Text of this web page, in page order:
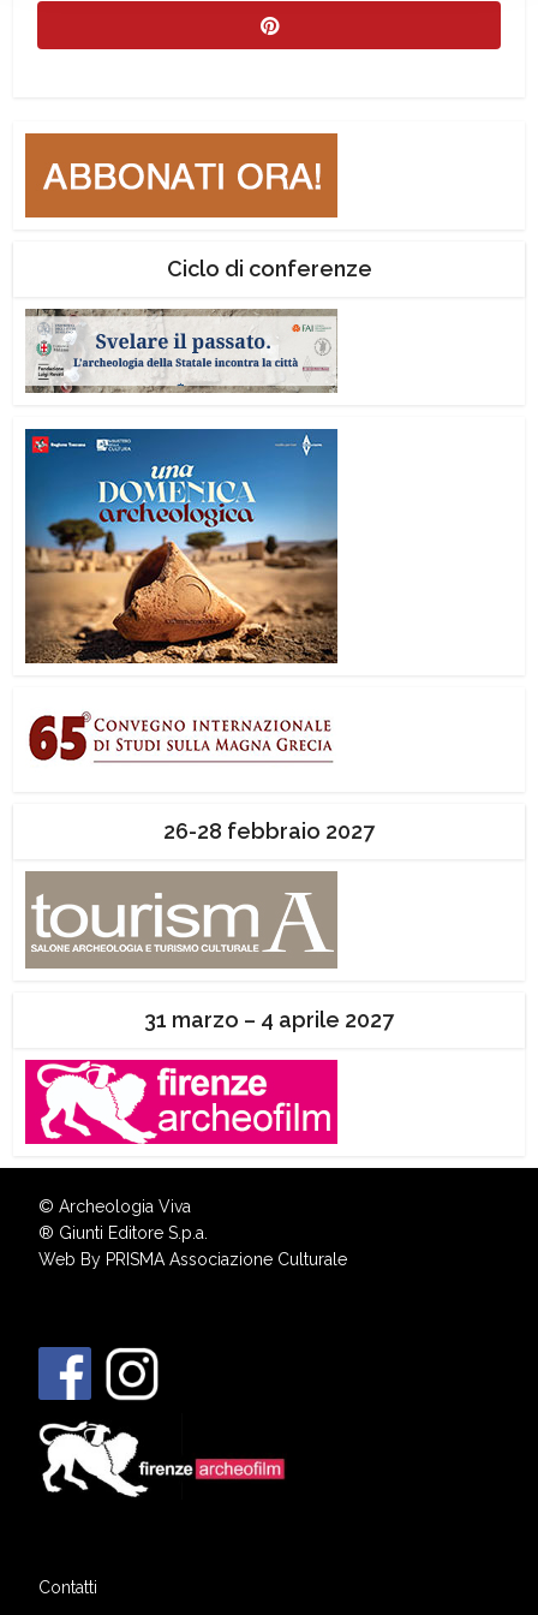
Ciclo di conferenze
26-28 febbraio 2027
31 marzo – 4 aprile 2027
© Archeologia Viva
® Giunti Editore S.p.a.
Web By PRISMA Associazione Culturale
Contatti